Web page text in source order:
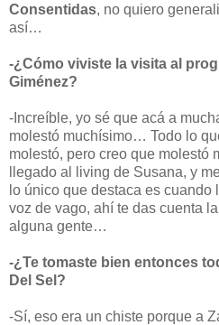
Consentidas, no quiero
así…
-¿Cómo viviste la visita al
Giménez?
-Increíble, yo sé que acá a
molestó muchísimo… Todo lo
molestó, pero creo que molestó
llegado al living de Susana, y
lo único que destaca es cuando
voz de vago, ahí te das cuenta
alguna gente…
-¿Te tomaste bien entonces
Del Sel?
-Sí, eso era un chiste porque a